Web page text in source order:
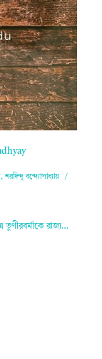
,শরদিন্দু বন্দ্যোপাধ্যায়
তুণীরবর্মাকে রাজ্য…